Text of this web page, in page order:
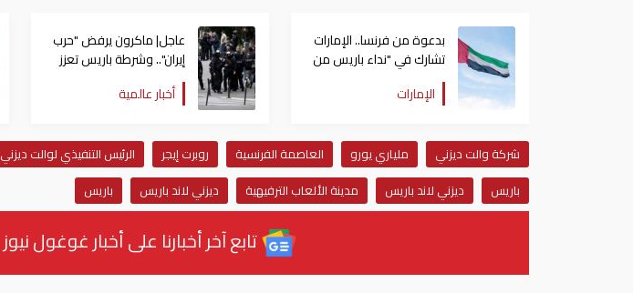
بدعوة من فرنسا.. الإمارات
تشارك في "نداء باريس من
أجل حل الدولتين 2"
الإمارات
عاجل| ماكرون يرفض "حرب
إيران".. وشرطة باريس تعزز
إجراءاتها وسط تهديد
إرهابي
أخبار عالمية
شركة والت ديزني ملياري يورو العاصمة الفرنسية روبرت إيجر الرئيس التنفيذي لوالت ديزني
باريس
ديزني لاند باريس مدينة الألعاب الترفيهية ديزني لاند باريس باريس
تابع آخر أخبارنا على أخبار غوغول نيوز